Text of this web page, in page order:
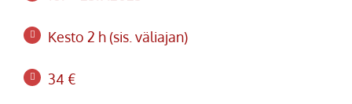
Kesto 2 h (sis. väliajan)
34 €